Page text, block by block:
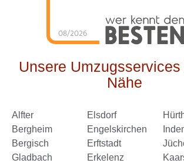
08/2026 Schorn
Service hat
Umzüge
Service
auf
Unsere
Nähe
Alfter
Bergheim
Bergisch
Gladbach
Elsdorf
Engelskirchen
Erftstadt
Erkelenz